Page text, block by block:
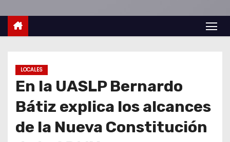
LOCALES
En la UASLP Bernardo
Bátiz explica los alcances
de la Nueva Constitución